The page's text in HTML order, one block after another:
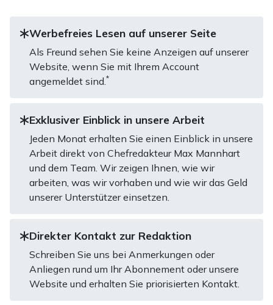
Werbefreies Lesen auf unserer Seite
Als Freund sehen Sie keine Anzeigen auf unserer
Website, wenn Sie mit Ihrem Account
angemeldet sind.*
Exklusiver Einblick in unsere Arbeit
Jeden Monat erhalten Sie einen Einblick in unsere
Arbeit direkt von Chefredakteur Max Mannhart
und dem Team. Wir zeigen Ihnen, wie wir
arbeiten, was wir vorhaben und wie wir das Geld
unserer Unterstützer einsetzen.
Direkter Kontakt zur Redaktion
Schreiben Sie uns bei Anmerkungen oder
Anliegen rund um Ihr Abonnement oder unsere
Website und erhalten Sie priorisierten Kontakt.